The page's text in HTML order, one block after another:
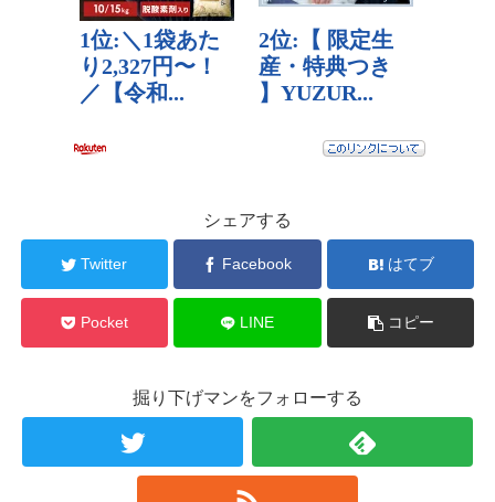
シェアする
Twitter Facebook はてブ
Pocket LINE コピー
掘り下げマンをフォローする